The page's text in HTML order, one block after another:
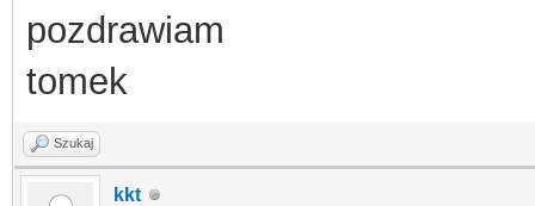
pozdrawiam
tomek
Szukaj
kkt